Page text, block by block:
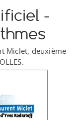
-
Miclet, deuxième